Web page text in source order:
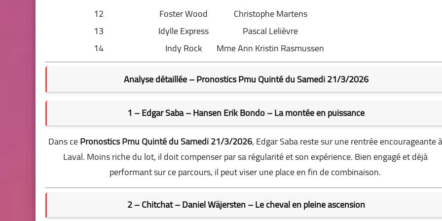
12
Foster Wood
Christophe Martens
13
Idylle Express
Pascal Lelièvre
14
Indy Rock
Mme Ann Kristin Rasmussen
Analyse détaillée – Pronostics Pmu Quinté du Samedi 21/3/2026
1 – Edgar Saba – Hansen Erik Bondo – La montée en puissance
Dans cePronostics Pmu Quinté du Samedi 21/3/2026, Edgar Saba reste sur une rentrée encourageante à
Laval. Moins riche du lot, il doit compenser par sa régularité et son expérience. Bien engagé et déjà
performant sur ce parcours, il peut viser une place en fin de combinaison.
2 – Chitchat – Daniel Wäjersten – Le cheval en pleine ascension